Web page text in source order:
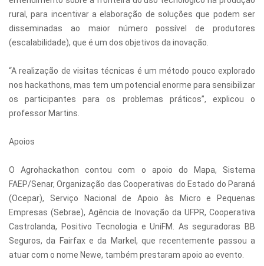
rural, para incentivar a elaboração de soluções que podem ser
disseminadas ao maior número possível de produtores
(escalabilidade), que é um dos objetivos da inovação.
“A realização de visitas técnicas é um método pouco explorado
nos hackathons, mas tem um potencial enorme para sensibilizar
os participantes para os problemas práticos”, explicou o
professor Martins.
Apoios
O Agrohackathon contou com o apoio do Mapa, Sistema
FAEP/Senar, Organização das Cooperativas do Estado do Paraná
(Ocepar), Serviço Nacional de Apoio às Micro e Pequenas
Empresas (Sebrae), Agência de Inovação da UFPR, Cooperativa
Castrolanda, Positivo Tecnologia e UniFM. As seguradoras BB
Seguros, da Fairfax e da Markel, que recentemente passou a
atuar com o nome Newe, também prestaram apoio ao evento.